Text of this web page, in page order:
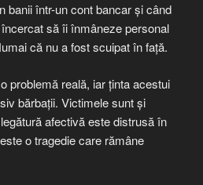
banii într-un cont bancar și când
să îi înmâneze personal
că nu a fost scuipat în față.
problemă reală, iar ținta acestui
bărbații. Victimele sunt și
afectivă este distrusă în
o tragedie care rămâne